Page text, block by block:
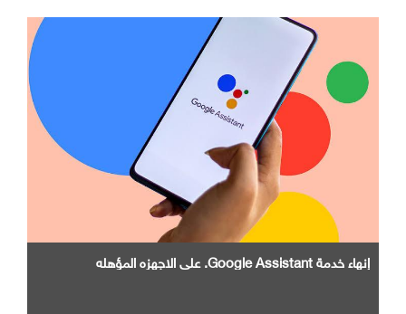
إنهاء خدمة Google Assistant. علي الاجهزه المؤهله